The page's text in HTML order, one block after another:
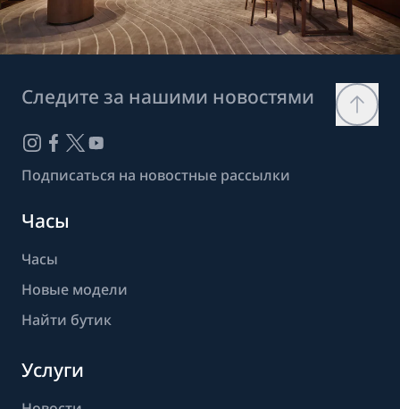
Следите за нашими новостями
Подписаться на новостные рассылки
Часы
Часы
Новые модели
Найти бутик
Услуги